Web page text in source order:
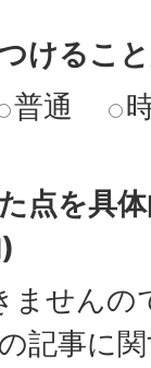
けるこ
普通
点を具
ませんの
記事に